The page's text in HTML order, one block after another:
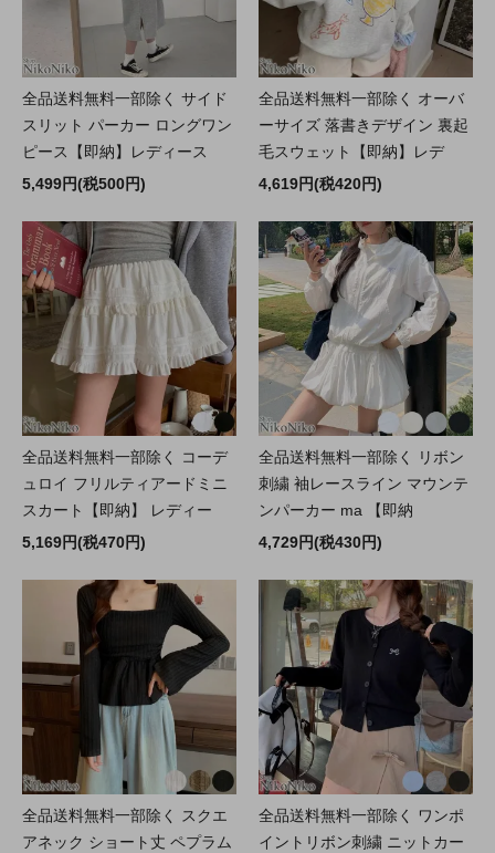
全品送料無料一部除く サイド
スリット パーカー ロングワン
ピース【即納】レディース
5,499円(税500円)
全品送料無料一部除く オーバ
ーサイズ 落書きデザイン 裏起
毛スウェット【即納】レデ
4,619円(税420円)
全品送料無料一部除く コーデ
ュロイ フリルティアードミニ
スカート【即納】 レディー
5,169円(税470円)
全品送料無料一部除く リボン
刺繍 袖レースライン マウンテ
ンパーカー ma 【即納
4,729円(税430円)
全品送料無料一部除く スクエ
アネック ショート丈 ペプラム
全品送料無料一部除く ワンポ
イントリボン刺繍 ニットカー